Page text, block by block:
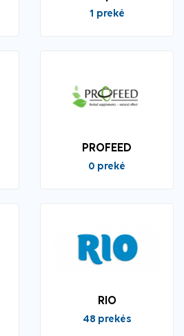
1 prekė
PROFEED
0 prekė
RIO
48 prekės